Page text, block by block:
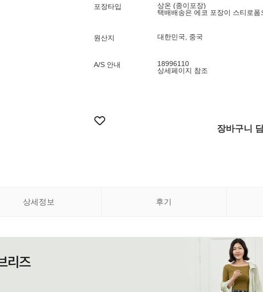
포장타입
상온 (종이포장)
택배배송은 에코 포장이 스티로폼
원산지 대한민국, 중국
A/S 안내
18996110
상세페이지 참조
장바구니 담
상세정보 후기